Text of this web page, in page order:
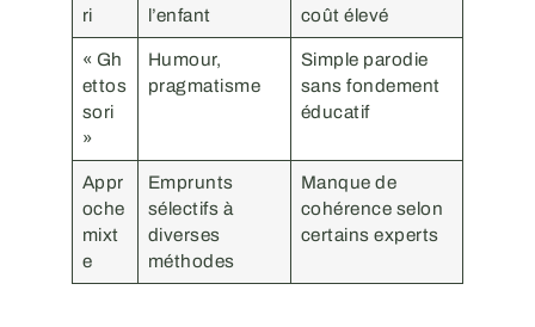
ri
l’enfant
coût élevé
« Gh
ettos
sori
»
Humour,
pragmatisme
Simple parodie
sans fondement
éducatif
Appr
oche
mixt
e
Emprunts
sélectifs à
diverses
méthodes
Manque de
cohérence selon
certains experts